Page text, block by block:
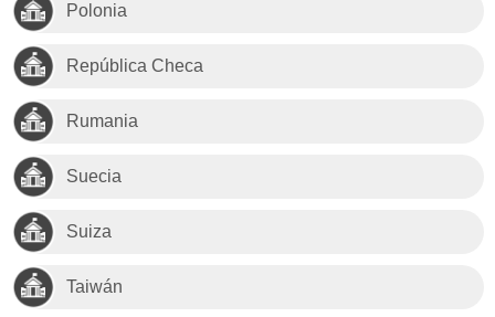
Polonia
República Checa
Rumania
Suecia
Suiza
Taiwán